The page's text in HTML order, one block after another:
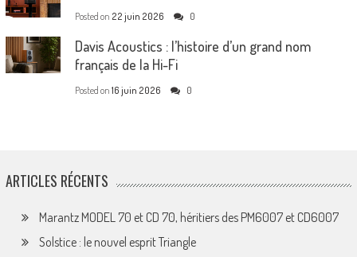
Posted on 22 juin 2026 0
Davis Acoustics : l’histoire d’un grand nom
français de la Hi-Fi
Posted on 16 juin 2026 0
ARTICLES RÉCENTS
Marantz MODEL 70 et CD 70, héritiers des PM6007 et CD6007
Solstice : le nouvel esprit Triangle